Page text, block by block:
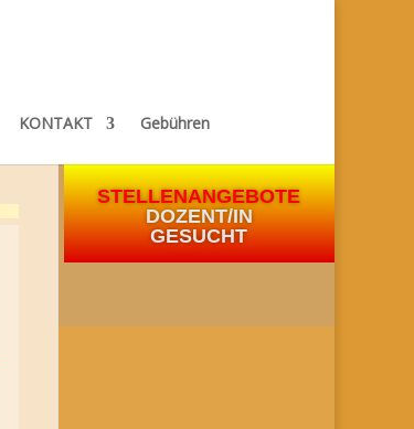
KONTAKT Gebühren
STELLENANGEBOTE
DOZENT/IN
GESUCHT